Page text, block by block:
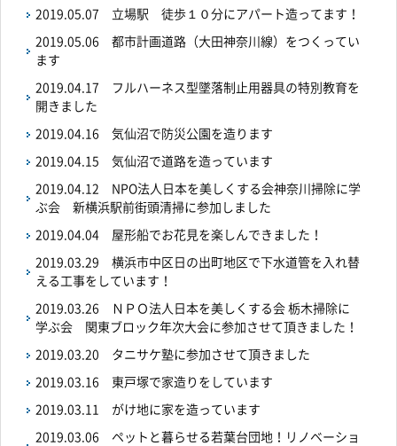
2019.05.07 立場駅 徒歩１０分にアパート造ってます！
2019.05.06 都市計画道路（大田神奈川線）をつくってい
ます
2019.04.17
フルハーネス型墜落制止用器具の特別教育を
開きました
2019.04.16 気仙沼で防災公園を造ります
2019.04.15 気仙沼で道路を造っています
2019.04.12
NPO法人日本を美しくする会神奈川掃除に学
ぶ会 新横浜駅前街頭清掃に参加しました
2019.04.04 屋形船でお花見を楽しんできました！
2019.03.29 横浜市中区日の出町地区で下水道管を入れ替
える工事をしています！
2019.03.26
ＮＰＯ法人日本を美しくする会 栃木掃除に
学ぶ会 関東ブロック年次大会に参加させて頂きました！
2019.03.20 タニサケ塾に参加させて頂きました
2019.03.16 東戸塚で家造りをしています
2019.03.11 がけ地に家を造っています
2019.03.06 ペットと暮らせる若葉台団地！リノベーショ